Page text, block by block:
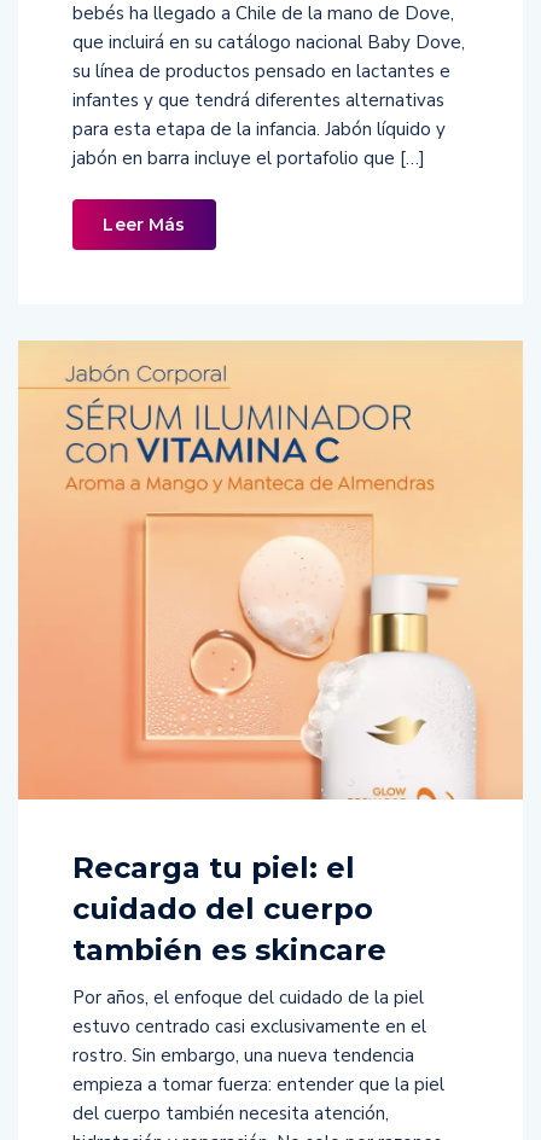
bebés ha llegado a Chile de la mano de Dove,
que incluirá en su catálogo nacional Baby Dove,
su línea de productos pensado en lactantes e
infantes y que tendrá diferentes alternativas
para esta etapa de la infancia. Jabón líquido y
jabón en barra incluye el portafolio que […]
Leer Más
Recarga tu piel: el
cuidado del cuerpo
también es skincare
Por años, el enfoque del cuidado de la piel
estuvo centrado casi exclusivamente en el
rostro. Sin embargo, una nueva tendencia
empieza a tomar fuerza: entender que la piel
del cuerpo también necesita atención,